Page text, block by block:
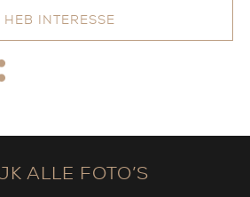
HEB INTERESSE
ALLE FOTO’S